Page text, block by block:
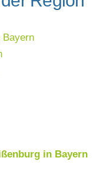
Bayern
in Bayern